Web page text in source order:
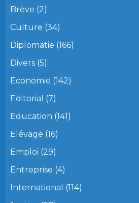
Brève (2)
Culture (34)
Diplomatie (166)
Divers (5)
Economie (142)
Editorial (7)
Education (141)
Elévage (16)
Emploi (29)
Entreprise (4)
International (114)